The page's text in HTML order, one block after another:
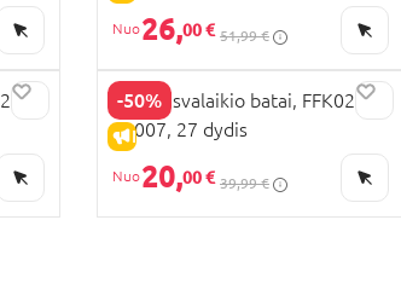
26,00 € 51,99 €
-50%
IŠPARDAVIMAS
FILA laisvalaikio batai, FFK0222-
50007, 27 dydis
20,00 € 39,99 €